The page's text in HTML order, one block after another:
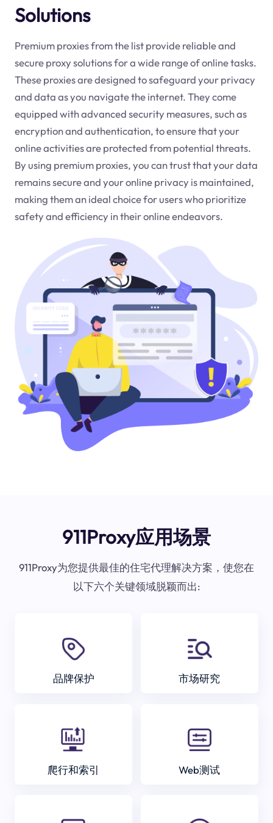
Solutions
Premium proxies from the list provide reliable and
secure proxy solutions for a wide range of online tasks.
These proxies are designed to safeguard your privacy
and data as you navigate the internet. They come
equipped with advanced security measures, such as
encryption and authentication, to ensure that your
online activities are protected from potential threats.
By using premium proxies, you can trust that your data
remains secure and your online privacy is maintained,
making them an ideal choice for users who prioritize
safety and efficiency in their online endeavors.
911Proxy应用场景
911Proxy为您提供最佳的住宅代理解决方案，使您在
以下六个关键领域脱颖而出:
品牌保护 市场研究
爬行和索引 Web测试